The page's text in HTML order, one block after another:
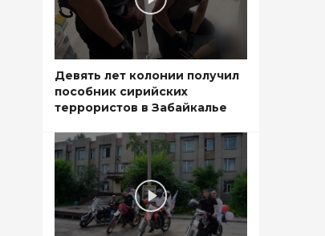
Девять лет колонии получил
пособник сирийских
террористов в Забайкалье